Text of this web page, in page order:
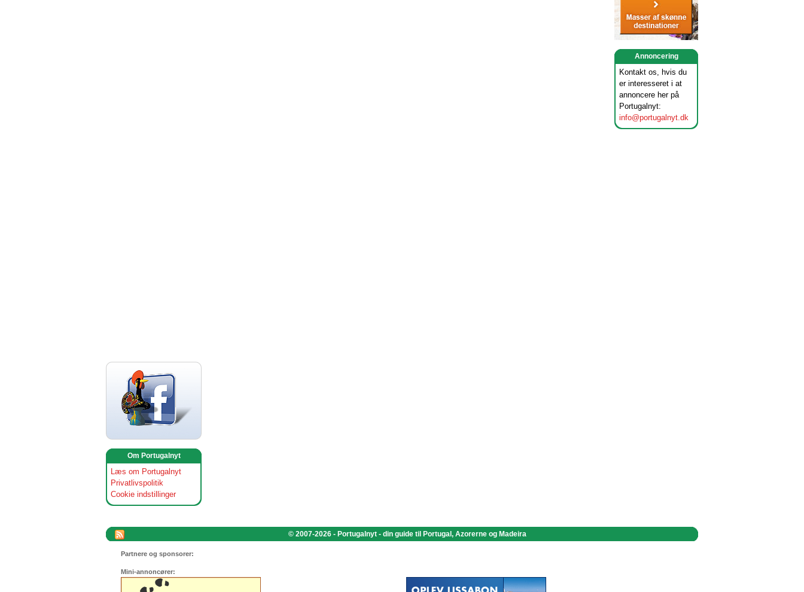
Annoncering
Kontakt os, hvis du
er interesseret i at
annoncere her på
Portugalnyt:
info@portugalnyt.dk
Om Portugalnyt
Læs om Portugalnyt
Privatlivspolitik
Cookie indstillinger
© 2007-2026 - Portugalnyt - din guide til Portugal, Azorerne og Madeira
Partnere og sponsorer:
Mini-annoncører: